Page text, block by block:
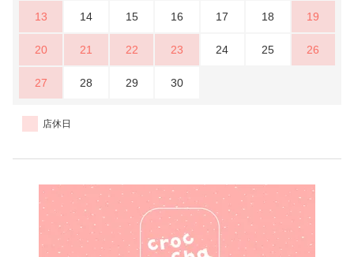
13 14 15 16 17 18 19
20 21 22 23 24 25 26
27 28 29 30
店休日